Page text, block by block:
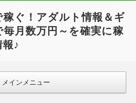
ぐ！アダルト情報＆ギ
月数万円～を確実に稼
報♪
メインメニュー